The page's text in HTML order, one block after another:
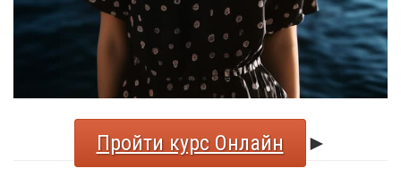
Пройти курс Онлайн
►